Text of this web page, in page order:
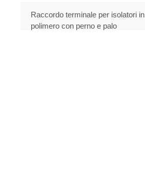
Raccordo terminale per isolatori in
polimero con perno e palo